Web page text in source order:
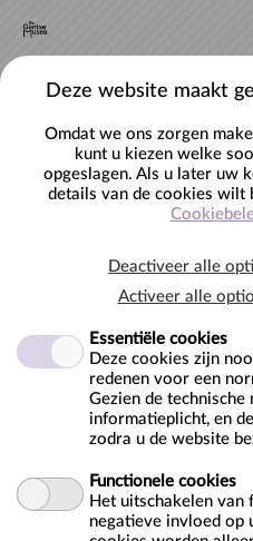
Workshop
Industriemuseum
Minnemeers 10
9000 Gent
Deze website maakt
Omdat we ons zorgen
kunt u kiezen welke
opgeslagen. Als u later uw
details van de cookies wilt
Deactiveer alle
Activeer alle
Essentiële cookies
Deze cookies zijn
redenen voor een
Gezien de
informatieplicht, en
zodra u de website
Functionele cookies
Het uitschakelen
negatieve invloed op